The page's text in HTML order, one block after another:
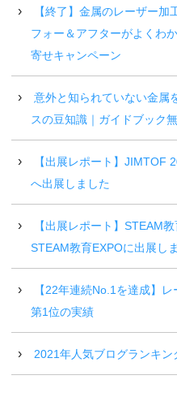
【終了】金属のレーザー
フォー＆アフターがよくわ
寄せキャンペーン
意外と知られていない金属
スの豆知識｜ガイドブック
【出展レポート】JIMTOF
へ出展しました
【出展レポート】STEAM
STEAM教育EXPOに出展し
【22年連続No.1を達成】
第1位の実績
2021年人気ブログランキン